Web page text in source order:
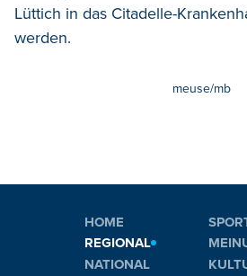
Lüttich in das Citadelle-
werden.
meuse/mb
HOME
REGIONAL
NATIONAL